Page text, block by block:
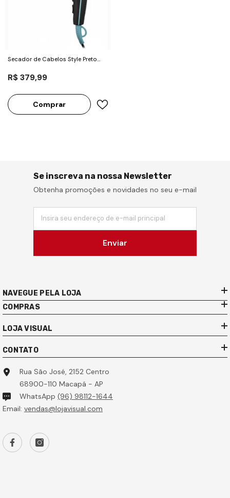
Secador de Cabelos Style Preto
R$ 379,99
Comprar
Se inscreva na nossa Newsletter
Obtenha promoções e novidades no seu e-mail
Insira seu endereço de e-mail principal
Enviar
NAVEGUE PELA LOJA
COMPRAS
LOJA VISUAL
CONTATO
Rua São José, 2152 Centro
68900-110 Macapá - AP
WhatsApp (96) 98112-1644
Email: vendas@lojavisual.com